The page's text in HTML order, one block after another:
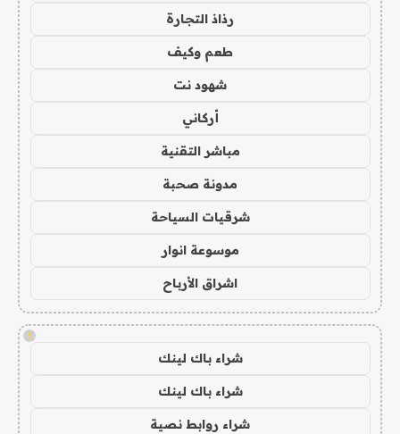
رذاذ التجارة
طعم وكيف
شهود نت
أركاني
مباشر التقنية
مدونة صحبة
شرقيات السياحة
موسوعة انوار
اشراق الأرباح
!
شراء باك لينك
شراء باك لينك
شراء روابط نصية